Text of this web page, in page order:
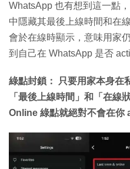
WhatsApp 也有想到這一點
中隱藏其最後上線時間和在
會於在線時顯示，意味用家
到自己在 WhatsApp 是否
綠點封鎖： 只要用家本身在
「最後上線時間」和「在線
Online 綠點就絕對不會在你